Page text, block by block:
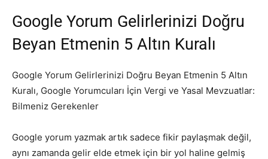
Google Yorum Gelirlerinizi Doğru
Beyan Etmenin 5 Altın Kuralı
Google Yorum Gelirlerinizi Doğru Beyan Etmenin 5 Altın
Kuralı, Google Yorumcuları İçin Vergi ve Yasal Mevzuatlar:
Bilmeniz Gerekenler
Google yorum yazmak artık sadece fikir paylaşmak değil,
aynı zamanda gelir elde etmek için bir yol haline gelmiş